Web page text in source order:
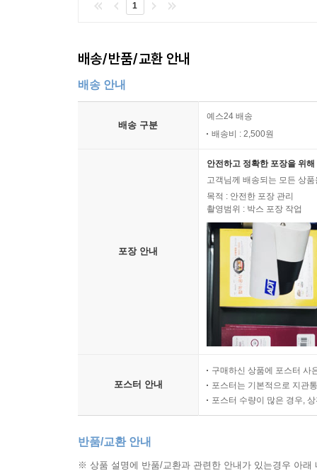
1
배송/반품/교환 안내
배송 안내
배송 구분
예스24 배송
배송비 : 2,500원
포장 안내
안전하고 정확한 포장을 위
고객님께 배송되는 모든 상
목적 : 안전한 포장 관리
촬영범위 : 박스 포장 작업
포스터 안내
구매하신 상품에 포스터 사
포스터는 기본적으로 지관
포스터 수량이 많은 경우,
반품/교환 안내
※ 상품 설명에 반품/교환과 관련한 안내가 있는경우 아